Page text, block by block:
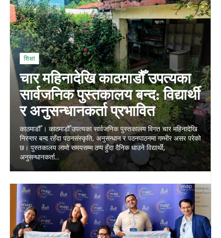
शिक्षा
चार महिनादेखि काठमाडौँ उपत्यका
सार्वजनिक पुस्तकालय बन्द: विद्यार्थी
र अनुसन्धानकर्ता प्रभावित
काठमाडौँ । काठमाडौँ उपत्यका सार्वजनिक पुस्तकालय विगत चार महिनादेखि
निरन्तर बन्द रहँदा पठनसंस्कृति, अनुसन्धान र पठनपाठनमा गम्भीर असर परेको
छ। पुस्तकालय लामो समयसम्म ठप्प हुँदा दैनिक धाउने विद्यार्थी,
अनुसन्धानकर्ता...